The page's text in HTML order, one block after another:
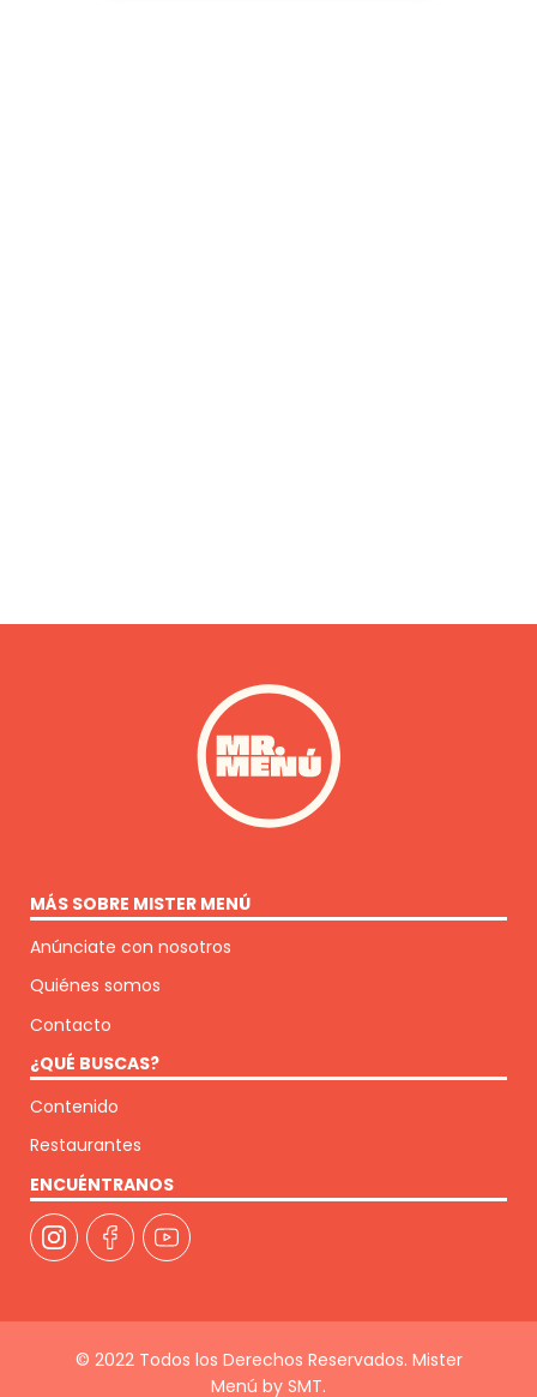
MÁS SOBRE MISTER MENÚ
Anúnciate con nosotros
Quiénes somos
Contacto
¿QUÉ BUSCAS?
Contenido
Restaurantes
ENCUÉNTRANOS
© 2022 Todos los Derechos Reservados. Mister
Menú by SMT.